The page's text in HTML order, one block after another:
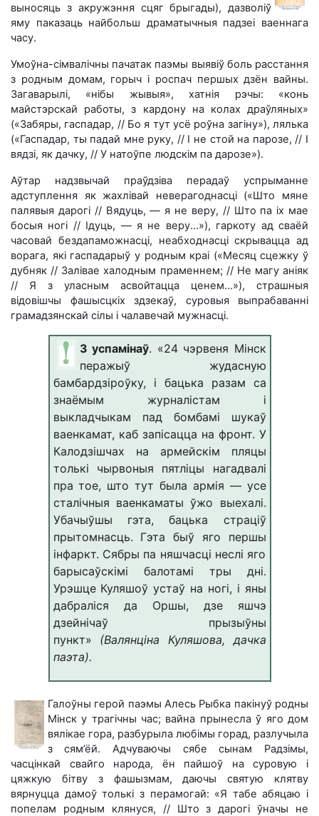
выносяць з акружэння сцяг брыгады), дазволіў
яму паказаць найбольш драматычныя падзеі ваеннага
часу.
Умоўна-сімвалічны пачатак паэмы выявіў боль расстання
з родным домам, горыч і роспач першых дзён вайны.
Загаварылі, «нібы жывыя», хатнія рэчы: «конь
майстэрскай работы, з кардону на колах драўляных»
(«Забяры, гаспадар, // Бо я тут усё роўна загіну»), лялька
(«Гаспадар, ты падай мне руку, // I не стой на парозе, // I
вядзі, як дачку, // У натоўпе людскім па дарозе»).
Аўтар надзвычай праўдзіва перадаў успрыманне
адступлення як жахлівай неверагоднасці («Што мяне
палявыя дарогі // Вядуць, — я не веру, // Што па іх мае
босыя ногі // Ідуць, — я не веру...»), гаркоту ад сваёй
часовай бездапаможнасці, неабходнасці скрывацца ад
ворага, які гаспадарыў у родным краі («Месяц сцежку ў
дубняк // Залівае халодным праменнем; // Не магу аніяк
// Я з уласным асвойтацца ценем...»), страшныя
відовішчы фашысцкіх здзекаў, суровыя выпрабаванні
грамадзянскай сілы і чалавечай мужнасці.
З успамінаў. «24 чэрвеня Мінск
перажыў жудасную
бамбардзіроўку, і бацька разам са
знаёмым журналістам і
выкладчыкам пад бомбамі шукаў
ваенкамат, каб запісацца на фронт. У
Калодзішчах на армейскім пляцы
толькі чырвоныя пятліцы нагадвалі
пра тое, што тут была армія — усе
сталічныя ваенкаматы ўжо выехалі.
Убачыўшы гэта, бацька страціў
прытомнасць. Гэта быў яго першы
інфаркт. Сябры па няшчасці неслі яго
барысаўскімі балотамі тры дні.
Урэшце Куляшоў устаў на ногі, і яны
дабраліся да Оршы, дзе яшчэ
дзейнічаў прызыўны
пункт» (Валянціна Куляшова, дачка
паэта).
Галоўны герой паэмы Алесь Рыбка пакінуў родны
Мінск у трагічны час; вайна прынесла ў яго дом
вялікае гора, разбурыла любімы горад, разлучыла
з сям’ёй. Адчуваючы сябе сынам Радзімы,
часцінкай свайго народа, ён пайшоў на суровую і
цяжкую бітву з фашызмам, даючы святую клятву
вярнуцца дамоў толькі з перамогай: «Я табе абяцаю і
попелам родным клянуся, // Што з дарогі ўначы не